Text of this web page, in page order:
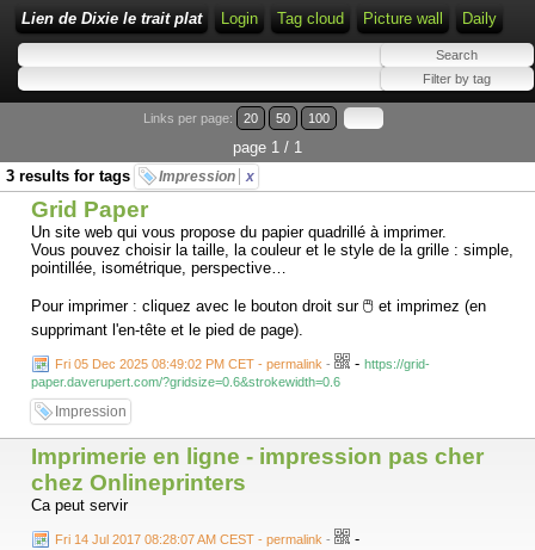
Lien de Dixie le trait plat Login Tag cloud Picture wall Daily
Links per page: 20 50 100
page 1 / 1
3 results for tags
Impression x
Grid Paper
Un site web qui vous propose du papier quadrillé à imprimer.
Vous pouvez choisir la taille, la couleur et le style de la grille : simple,
pointillée, isométrique, perspective…
Pour imprimer : cliquez avec le bouton droit sur 🖱️ et imprimez (en
supprimant l'en-tête et le pied de page).
Fri 05 Dec 2025 08:49:02 PM CET - permalink - - https://grid-
paper.daverupert.com/?gridsize=0.6&strokewidth=0.6
Impression
Imprimerie en ligne - impression pas cher
chez Onlineprinters
Ca peut servir
Fri 14 Jul 2017 08:28:07 AM CEST - permalink - -